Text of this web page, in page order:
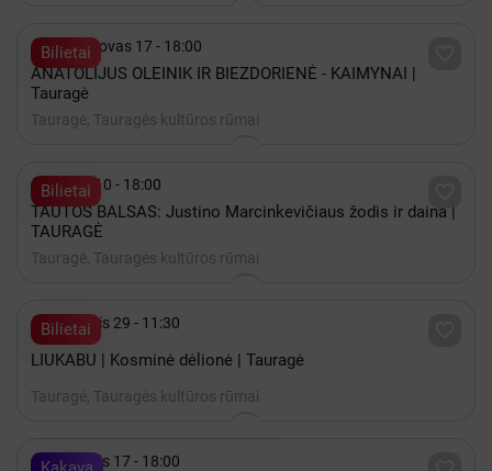
Bilietai
 2027 Kovas 17 - 18:00
ANATOLIJUS OLEINIK IR BIEZDORIENĖ - KAIMYNAI |
Tauragė
Tauragė, Tauragės kultūros rūmai
Bilietai
 Spalis 10 - 18:00
TAUTOS BALSAS: Justino Marcinkevičiaus žodis ir daina |
TAURAGĖ
Tauragė, Tauragės kultūros rūmai
Bilietai
 Lapkritis 29 - 11:30
LIUKABU | Kosminė dėlionė | Tauragė
Tauragė, Tauragės kultūros rūmai
 Lapkritis 17 - 18:00